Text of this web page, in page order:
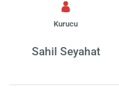
Kurucu
Sahil Seyahat